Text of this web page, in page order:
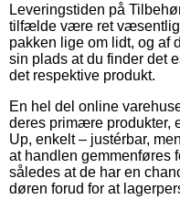
Leveringstiden på
tilfælde være ret
pakken lige om lidt, og af
sin plads at du finder det
det respektive produkt.
En hel del online
deres primære produkter,
Up, enkelt – justérbar,
at handlen gemmenføres
således at de har en
døren forud for at